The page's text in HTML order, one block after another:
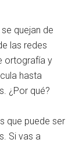
quejan de
las redes
ortografía y
hasta
¿Por qué?
que puede ser
Si vas a